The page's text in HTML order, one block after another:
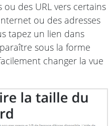
des URL vers certains
ou des adresses
tapez un lien dans
sous la forme
changer la vue